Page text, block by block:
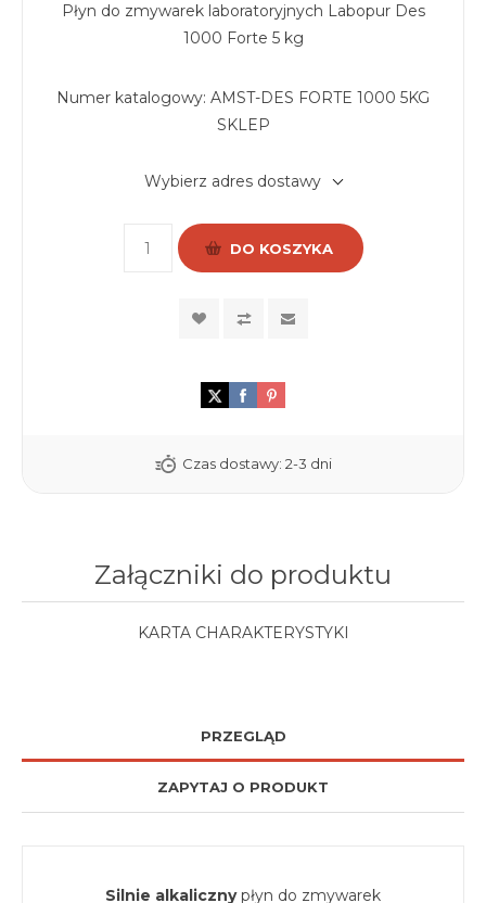
Płyn do zmywarek laboratoryjnych Labopur Des
1000 Forte 5 kg
Numer katalogowy: AMST-DES FORTE 1000 5KG
SKLEP
Wybierz adres dostawy
DO KOSZYKA
Czas dostawy: 2-3 dni
Załączniki do produktu
KARTA CHARAKTERYSTYKI
PRZEGLĄD
ZAPYTAJ O PRODUKT
Silnie alkalicznypłyn do zmywarek